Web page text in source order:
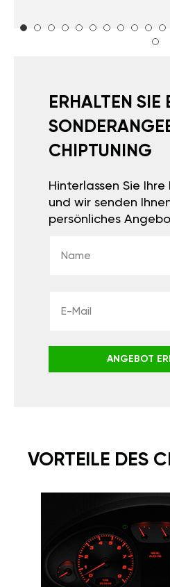
ERHALTEN SIE
CHIPTUNING
Hinterlassen Sie
und wir senden
persönliches
ANGEBOT
VORTEILE DES